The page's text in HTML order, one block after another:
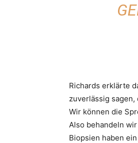
Richards erklärte
zuverlässig
Wir können die
Also behandeln
Biopsien haben